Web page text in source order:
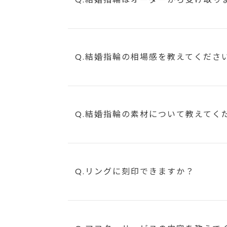
Q.結婚指輪の相場感を教えてくださ
Q.結婚指輪の素材について教えてく
Q.リングに刻印できますか？